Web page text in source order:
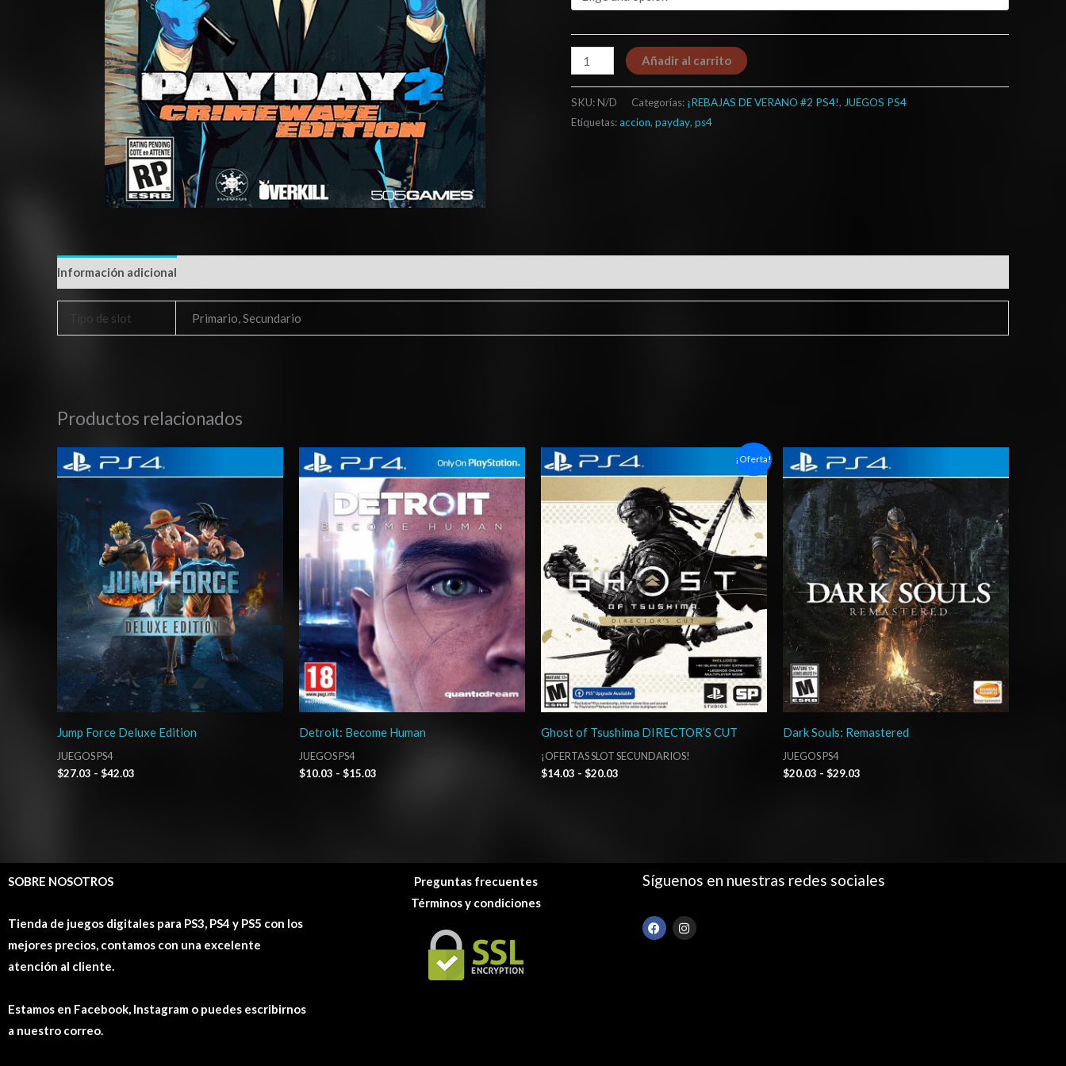
Añadir al carrito
SKU:N/D Categorías: ¡REBAJAS DE VERANO #2 PS4!, JUEGOS PS4
Etiquetas:accion, payday, ps4
Información adicional
Tipo de slot Primario, Secundario
Productos relacionados
Jump Force Deluxe Edition
JUEGOS PS4
$27.03 - $42.03
Rango
de
precios:
$27.03
hasta
$42.03
Detroit: Become Human
JUEGOS PS4
$10.03 - $15.03
Rango
de
precios:
desde
$10.03
hasta
$15.03
¡Oferta!
Ghost of Tsushima DIRECTOR’S CUT
¡OFERTAS SLOT SECUNDARIOS!
$14.03 - $20.03
Rango
de
precios:
desde
$14.03
hasta
$20.03
Dark Souls: Remastered
JUEGOS PS4
$20.03 - $29.03
Rango
de
precios:
desde
$20.03
hasta
$29.03
SOBRE NOSOTROS
Tienda de juegos digitales para PS3, PS4 y PS5 con los
mejores precios, contamos con una excelente
atención al cliente.
Estamos en Facebook, Instagram o puedes escribirnos
a nuestro correo.
Preguntas frecuentes
Términos y condiciones
Síguenos en nuestras redes sociales
F
a
I
n